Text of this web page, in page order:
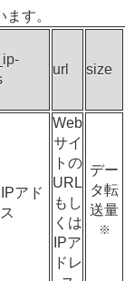
す。
url size
アド
Web
サイ
トの
URL
もし
くは
IPア
ドレ
デー
タ転
送量
※